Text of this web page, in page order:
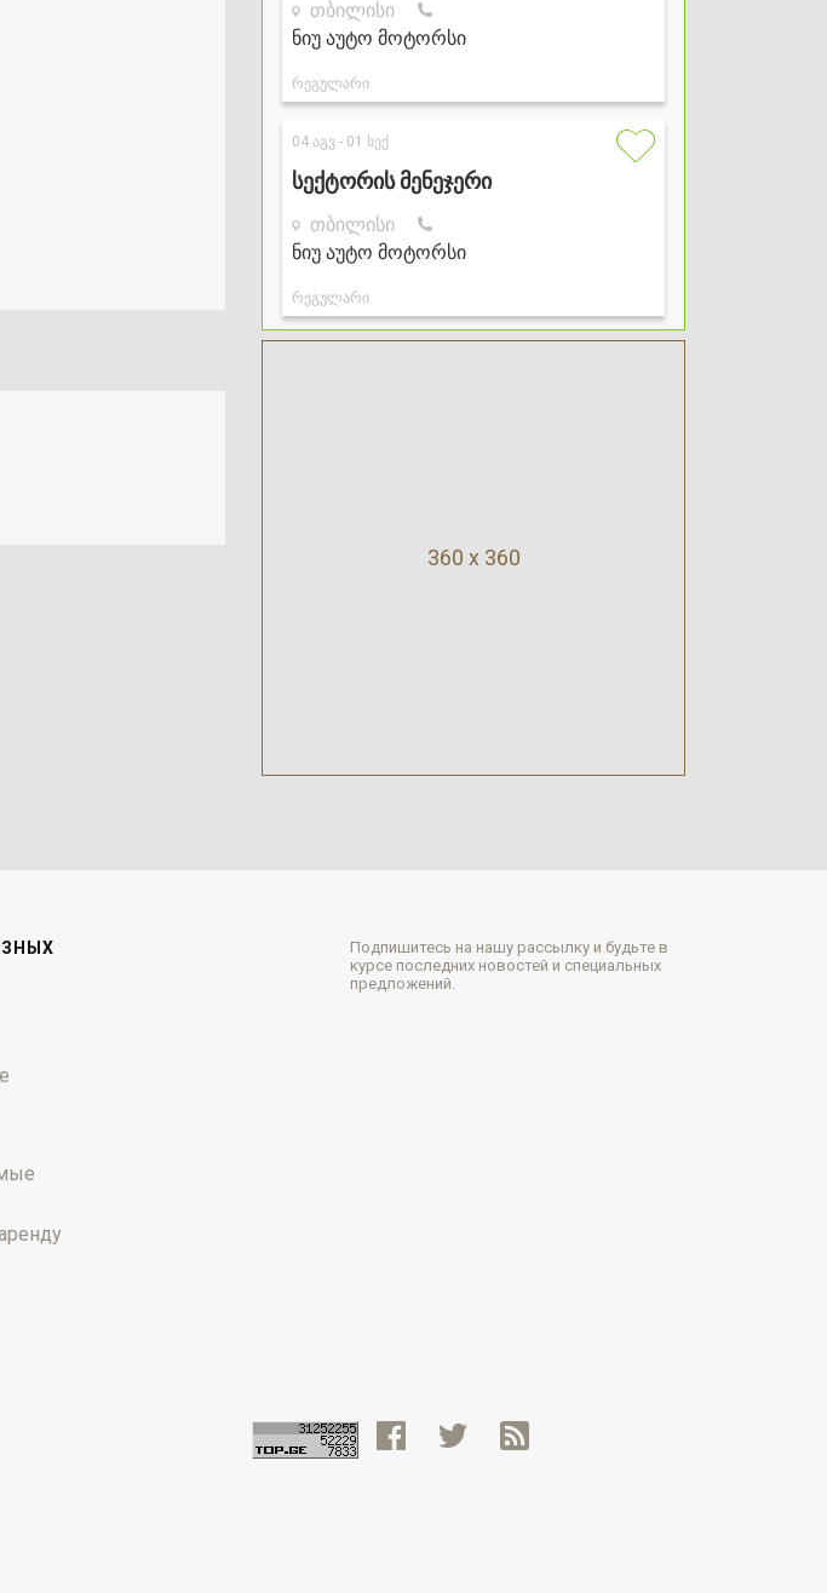
360 x 360
Подпишитесь на нашу рассылку и будьте в
курсе последних новостей и специальных
предложений.